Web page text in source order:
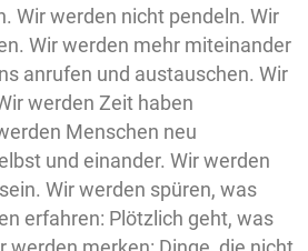
Wir werden nicht pendeln. Wir
Wir werden mehr miteinander
anrufen und austauschen. Wir
werden Zeit haben
Menschen neu
und einander. Wir werden
Wir werden spüren, was
erfahren: Plötzlich geht, was